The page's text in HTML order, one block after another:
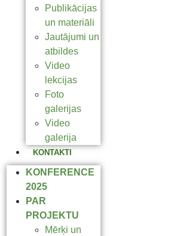
Publikācijas
un materiāli
Jautājumi un
atbildes
Video
lekcijas
Foto
galerijas
Video
galerija
KONTAKTI
KONFERENCE
2025
PAR
PROJEKTU
Mērķi un